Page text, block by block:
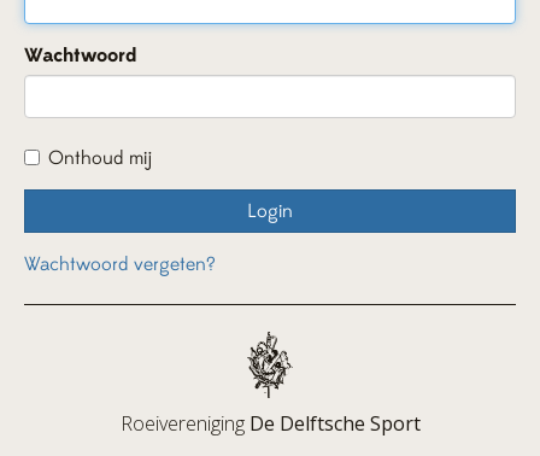
Wachtwoord
Onthoud mij
Login
Wachtwoord vergeten?
RoeiverenigingDe Delftsche Sport